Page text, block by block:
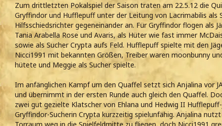
Zum drittletzten Pokalspiel der Saison traten am 22.5.12 die
Gryffindor und Hufflepuff unter der Leitung von Lacrimabilis als
Hilfsschiedsrichter gegeneinander an. Für Gryffindor flogen als
Tania Arabella Rose und Avaris, als Hüter wie fast immer
sowie als Sucher Crypta aufs Feld. Hufflepuff spielte mit den
Nicci1991 mit bekannten Größen, Treiber waren moonbunny
hütete und Meggie als Sucher spielte.
Im anfänglichen Kampf um den Quaffel setzt sich Anjalina vor
und übernimmt in der ersten Runde auch gleich den Quaffel.
zwei gut gezielte Klatscher von Ehlana und Hedwig II
Gryffindor-Sucherin Crypta kurzzeitig spielunfähig. Anjalina